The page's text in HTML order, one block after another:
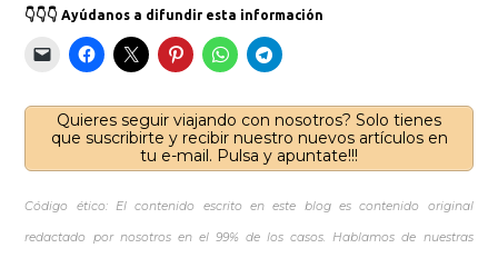
👇👇👇 Ayúdanos a difundir esta información
Quieres seguir viajando con nosotros? Solo tienes
que suscribirte y recibir nuestro nuevos artículos en
tu e-mail. Pulsa y apuntate!!!
Código ético: El contenido escrito en este blog es contenido original
redactado por nosotros en el 99% de los casos. Hablamos de nuestras